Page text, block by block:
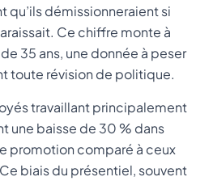
qu’ils démissionneraient si
Ce chiffre monte à
35 ans, une donnée à peser
toute révision de politique.
travaillant principalement
une baisse de 30 % dans
promotion comparé à ceux
biais du présentiel, souvent